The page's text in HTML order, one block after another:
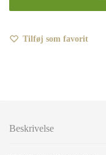
Tilføj som favorit
Beskrivelse